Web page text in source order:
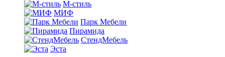
М-стиль
МИФ
Парк Мебели
Пирамида
СтендМебель
Эста